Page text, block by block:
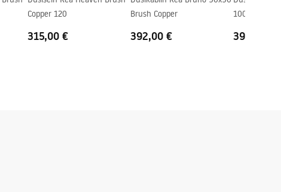
Copper 120
315,00 €
Brush Copper
392,00 €
100x80
399,00 €